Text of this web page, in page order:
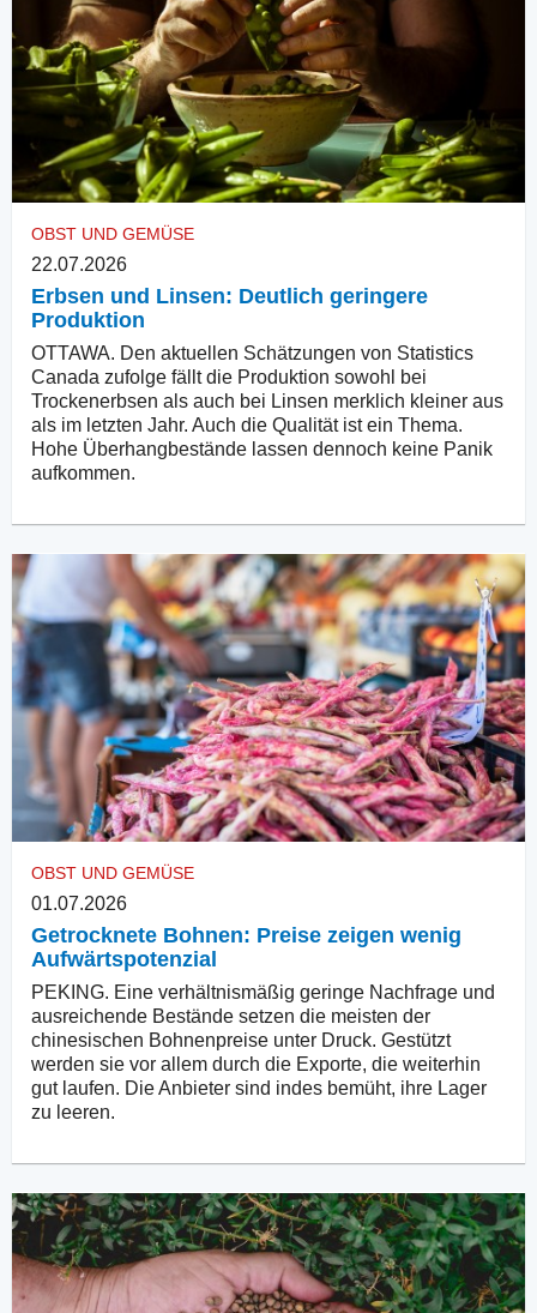
OBST UND GEMÜSE
22.07.2026
Erbsen und Linsen: Deutlich geringere
Produktion
OTTAWA. Den aktuellen Schätzungen von Statistics
Canada zufolge fällt die Produktion sowohl bei
Trockenerbsen als auch bei Linsen merklich kleiner aus
als im letzten Jahr. Auch die Qualität ist ein Thema.
Hohe Überhangbestände lassen dennoch keine Panik
aufkommen.
OBST UND GEMÜSE
01.07.2026
Getrocknete Bohnen: Preise zeigen wenig
Aufwärtspotenzial
PEKING. Eine verhältnismäßig geringe Nachfrage und
ausreichende Bestände setzen die meisten der
chinesischen Bohnenpreise unter Druck. Gestützt
werden sie vor allem durch die Exporte, die weiterhin
gut laufen. Die Anbieter sind indes bemüht, ihre Lager
zu leeren.